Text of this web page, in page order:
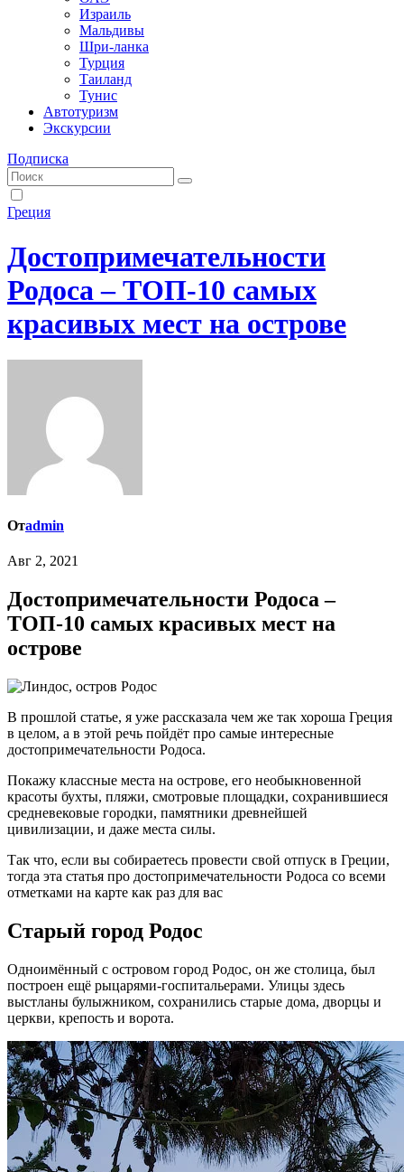
Израиль
Мальдивы
Шри-ланка
Турция
Таиланд
Тунис
Автотуризм
Экскурсии
Подписка
Греция
Достопримечательности
Родоса – ТОП-10 самых
красивых мест на острове
Отadmin
Авг 2, 2021
Достопримечательности Родоса –
ТОП-10 самых красивых мест на
острове
В прошлой статье, я уже рассказала чем же так хороша Греция
в целом, а в этой речь пойдёт про самые интересные
достопримечательности Родоса.
Покажу классные места на острове, его необыкновенной
красоты бухты, пляжи, смотровые площадки, сохранившиеся
средневековые городки, памятники древнейшей
цивилизации, и даже места силы.
Так что, если вы собираетесь провести свой отпуск в Греции,
тогда эта статья про достопримечательности Родоса со всеми
отметками на карте как раз для вас
Старый город Родос
Одноимённый с островом город Родос, он же столица, был
построен ещё рыцарями-госпитальерами. Улицы здесь
выстланы булыжником, сохранились старые дома, дворцы и
церкви, крепость и ворота.